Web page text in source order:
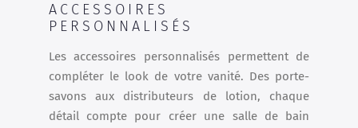
ACCESSOIRES
PERSONNALISÉS
Les accessoires personnalisés permettent de
compléter le look de votre vanité. Des porte-
savons aux distributeurs de lotion, chaque
détail compte pour créer une salle de bain